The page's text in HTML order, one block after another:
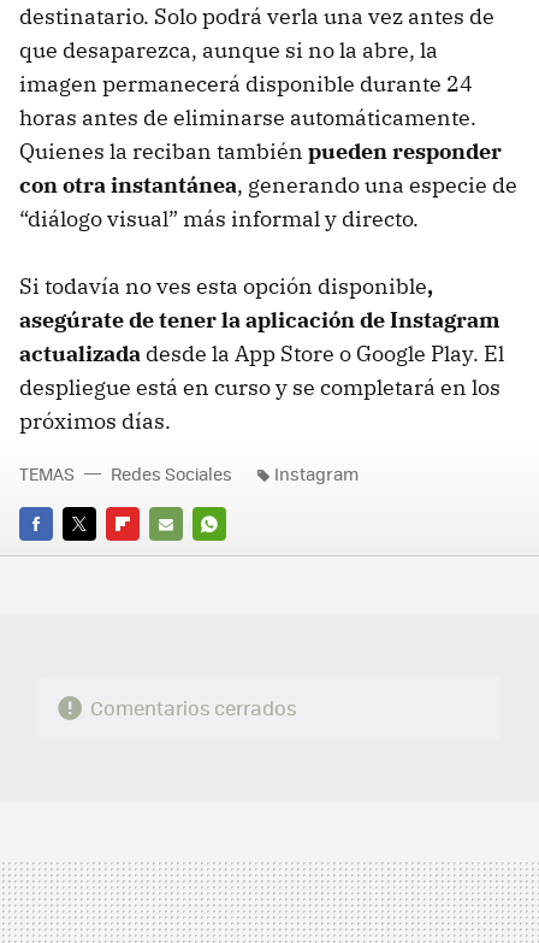
destinatario. Solo podrá verla una vez antes de
que desaparezca, aunque si no la abre, la
imagen permanecerá disponible durante 24
horas antes de eliminarse automáticamente.
Quienes la reciban también pueden responder
con otra instantánea, generando una especie de
“diálogo visual” más informal y directo.
Si todavía no ves esta opción disponible,
asegúrate de tener la aplicación de Instagram
actualizada desde la App Store o Google Play. El
despliegue está en curso y se completará en los
próximos días.
FACEBOOK
TWITTERFLIPBOARD
E-
WHATSAPP
TEMAS Redes Sociales Instagram
Comentarios cerrados